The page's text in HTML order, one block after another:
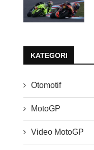
KATEGORI
Otomotif
MotoGP
Video MotoGP